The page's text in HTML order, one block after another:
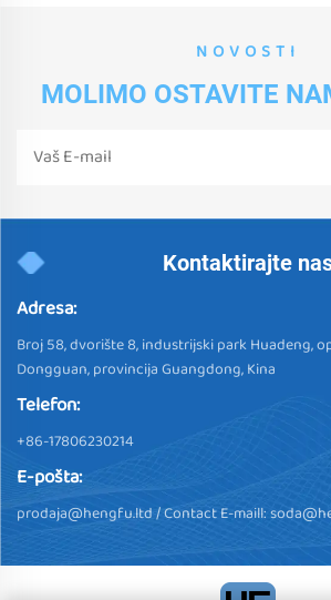
NOVOSTI
MOLIMO OSTAVITE
Kontaktirajte
Adresa:
Broj 58, dvorište 8, industrijski park Huadeng,
Dongguan, provincija Guangdong, Kina
Telefon:
+86-17806230214
E-pošta:
prodaja@hengfu.ltd/ Contact E-maill: